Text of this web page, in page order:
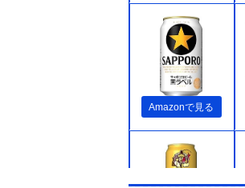
Amazonで見る